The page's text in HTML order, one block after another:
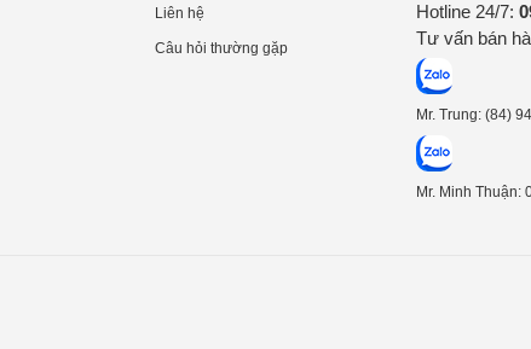
Liên hệ
Câu hỏi thường gặp
Hotline 24/7:
Tư vấn bán
Mr. Trung: (84)
Mr. Minh Thuận: